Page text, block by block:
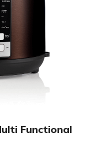
Functional